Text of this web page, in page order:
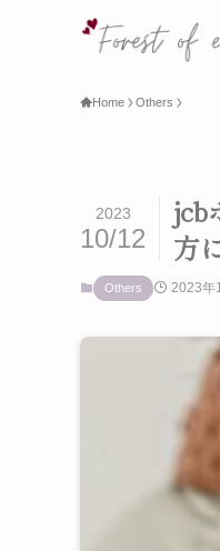
Home Others
jcb
方
2023
10/12
Others 2023年